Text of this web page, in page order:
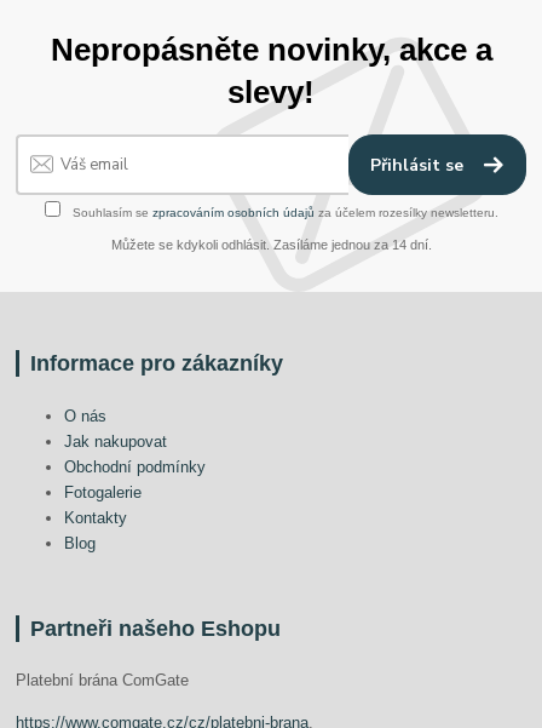
Nepropásněte novinky, akce a
slevy!
Přihlásit se
Souhlasím se zpracováním osobních údajů za účelem rozesílky newsletteru.
Můžete se kdykoli odhlásit. Zasíláme jednou za 14 dní.
Informace pro zákazníky
O nás
Jak nakupovat
Obchodní podmínky
Fotogalerie
Kontakty
Blog
Partneři našeho Eshopu
Platební brána ComGate
https://www.comgate.cz/cz/platebni-brana.